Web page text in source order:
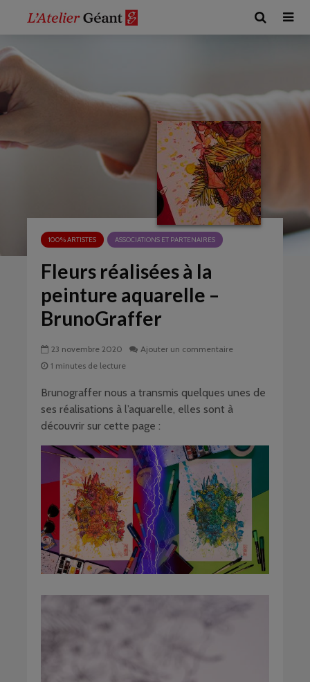
100% ARTISTES ASSOCIATIONS ET PARTENAIRES
Fleurs réalisées à la
peinture aquarelle –
BrunoGraffer
23 novembre 2020
Ajouter un commentaire
1 minutes de lecture
Brunograffer nous a transmis quelques unes de
ses réalisations à l’aquarelle, elles sont à
découvrir sur cette page :